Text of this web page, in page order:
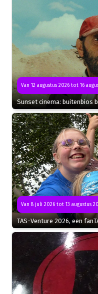
Van 12 augustus 2026 tot 16
Sunset cinema: buitenbios
Van 8 juli 2026 tot 13 augustus
TAS-Venture 2026, een